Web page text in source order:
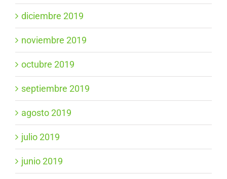
diciembre 2019
noviembre 2019
octubre 2019
septiembre 2019
agosto 2019
julio 2019
junio 2019